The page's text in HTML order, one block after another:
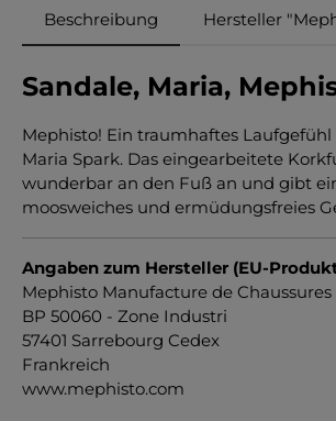
Beschreibung Hersteller
Sandale, Maria,
Mephisto! Ein traumhaftes
Maria Spark. Das eingearbeitete
wunderbar an den Fuß an und gibt
moosweiches und ermüdungsfreies
Angaben zum Hersteller (EU-
Mephisto Manufacture de Chaussures
BP 50060 - Zone Industri
57401 Sarrebourg Cedex
Frankreich
www.mephisto.com